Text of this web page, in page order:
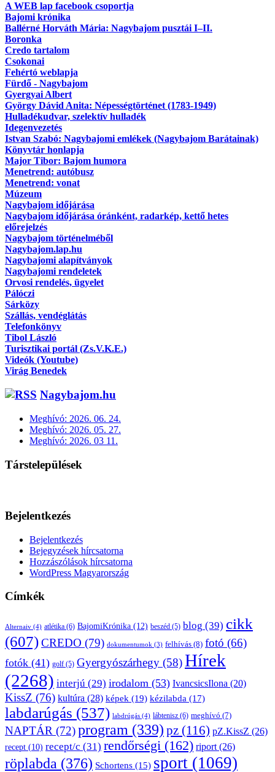
A WEB lap facebook csoportja
Bajomi krónika
Ballérné Horváth Mária: Nagybajom pusztái I–II.
Boronka
Credo tartalom
Csokonai
Fehértó weblapja
Fürdő - Nagybajom
Gyergyai Albert
György Dávid Anita: Népességtörténet (1783-1949)
Hulladékudvar, szelektív hulladék
Idegenvezetés
Istvan Szabó: Nagybajomi emlékek (Nagybajom Barátainak)
Könyvtár honlapja
Major Tibor: Bajom humora
Menetrend: autóbusz
Menetrend: vonat
Múzeum
Nagybajom időjárása
Nagybajom időjárása óránként, radarkép, kettő hetes
előrejelzés
Nagybajom történelméből
Nagybajom.lap.hu
Nagybajomi alapítványok
Nagybajomi rendeletek
Orvosi rendelés, ügyelet
Pálóczi
Sárközy
Szállás, vendéglátás
Telefonkönyv
Tibol László
Turisztikai portál (Zs.V.K.E.)
Videók (Youtube)
Virág Benedek
Nagybajom.hu
Meghívó: 2026. 06. 24.
Meghívó: 2026. 05. 27.
Meghívó: 2026. 03 11.
Társtelepülések
Bejelentkezés
Bejelentkezés
Bejegyzések hírcsatorna
Hozzászólások hírcsatorna
WordPress Magyarország
Címkék
Alternaiv (4) atlétika (6) BajomiKrónika (12) beszéd (5) blog (39) cikk
(607)CREDO (79) dokumentumok (3) felhívás (8) fotó (66)
fotók (41) golf (5) Gyergyószárhegy (58)Hírek
(2268) interjú (29) irodalom (53) IvancsicsIlona (20)
KissZ (76) kultúra (28) képek (19) kézilabda (17)
labdarúgás (537) labdrúgás (4) lábtenisz (6) meghívó (7)
NAPTÁR (72)program (339) pz (116) pZ.KissZ (26)
recept (10) recept/c (31) rendőrségi (162) riport(26)
röplabda (376) Schortens (15) sport (1069)